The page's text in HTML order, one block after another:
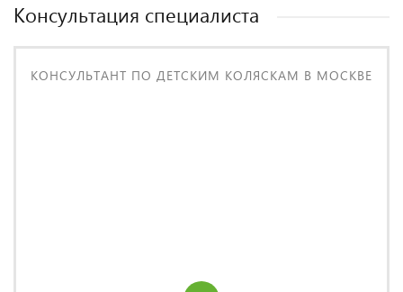
Консультация специалиста
КОНСУЛЬТАНТ ПО ДЕТСКИМ КОЛЯСКАМ В МОСКВЕ